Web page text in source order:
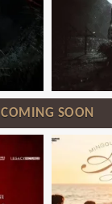
COMING SOON